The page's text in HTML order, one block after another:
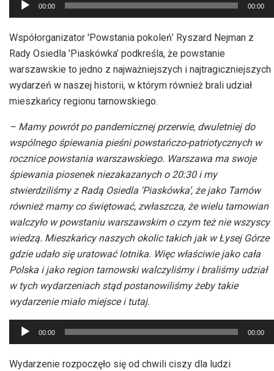
plików
dźwiękowych
00:00 00:00
Współorganizator 'Powstania pokoleń’ Ryszard Nejman z
Rady Osiedla 'Piaskówka’ podkreśla, że powstanie
warszawskie to jedno z najważniejszych i najtragiczniejszych
wydarzeń w naszej historii, w którym również brali udział
mieszkańcy regionu tarnowskiego.
– Mamy powrót po pandemicznej przerwie, dwuletniej do
wspólnego śpiewania pieśni powstańczo-patriotycznych w
rocznice powstania warszawskiego. Warszawa ma swoje
śpiewania piosenek niezakazanych o 20:30 i my
stwierdziliśmy z Radą Osiedla 'Piaskówka’, że jako Tarnów
również mamy co świętować, zwłaszcza, że wielu tarnowian
walczyło w powstaniu warszawskim o czym też nie wszyscy
wiedzą. Mieszkańcy naszych okolic takich jak w Łysej Górze
gdzie udało się uratować lotnika. Więc właściwie jako cała
Polska i jako region tarnowski walczyliśmy i braliśmy udział
w tych wydarzeniach stąd postanowiliśmy żeby takie
wydarzenie miało miejsce i tutaj.
Odtwarzacz
plików
dźwiękowych
00:00 00:00
Wydarzenie rozpoczęło się od chwili ciszy dla ludzi